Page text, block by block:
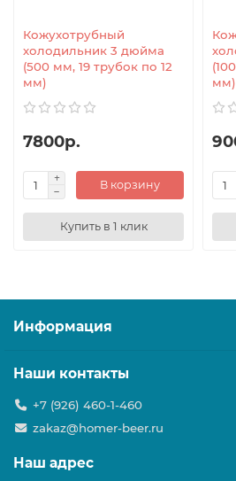
Кожухотрубный
холодильник 3 дюйма
(500 мм, 19 трубок по 12
мм)
7800р.
В корзину
Купить в 1 клик
мм)
Информация
Наши контакты
+7 (926) 460-1-460
zakaz@homer-beer.ru
Наш адрес